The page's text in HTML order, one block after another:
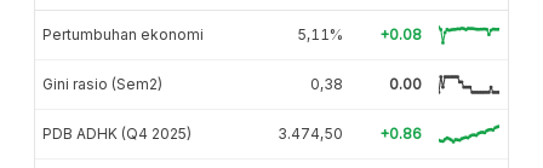
Pertumbuhan ekonomi 5,11% +0.08
Gini rasio (Sem2) 0,38 0.00
PDB ADHK (Q4 2025) 3.474,50 +0.86